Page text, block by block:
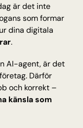
senaste
snabbhet
är det inte
som formar
dina digitala
.
AI-agent, är det
Därför
och korrekt –
känsla som